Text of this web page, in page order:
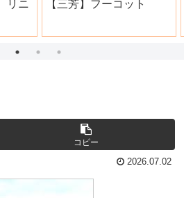
ー宝
地元本格寿司屋。おり
コピー
2026.07.02